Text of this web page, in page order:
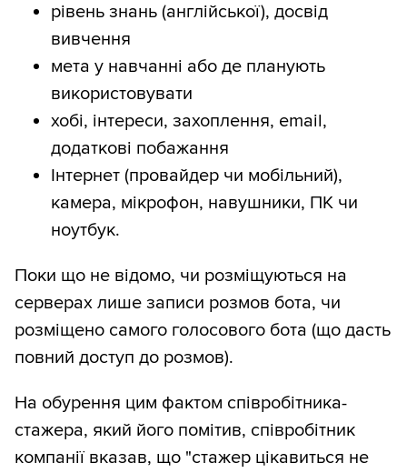
рівень знань (англійської), досвід
вивчення
мета у навчанні або де планують
використовувати
хобі, інтереси, захоплення, email,
додаткові побажання
Інтернет (провайдер чи мобільний),
камера, мікрофон, навушники, ПК чи
ноутбук.
Поки що не відомо, чи розміщуються на
серверах лише записи розмов бота, чи
розміщено самого голосового бота (що дасть
повний доступ до розмов).
На обурення цим фактом співробітника-
стажера, який його помітив, співробітник
компанії вказав, що "стажер цікавиться не